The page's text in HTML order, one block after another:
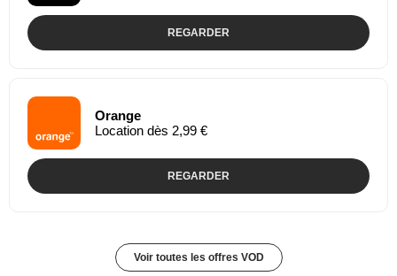
REGARDER
Orange
Location dès 2,99 €
REGARDER
Voir toutes les offres VOD